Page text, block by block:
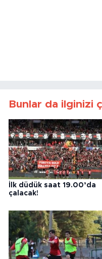
Bunlar da ilginizi
İlk düdük saat 19.00’da
çalacak!